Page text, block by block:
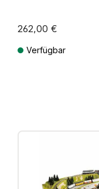
262,00 €
Verfügbar